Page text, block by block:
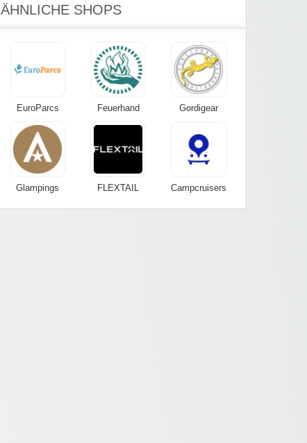
ÄHNLICHE SHOPS
EuroParcs Feuerhand Gordigear
Glampings FLEXTAIL Campcruisers